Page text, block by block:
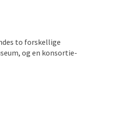
to forskellige
og en konsortie-